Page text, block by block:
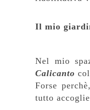
Il mio
Nel mio
Calicanto
Forse
tutto